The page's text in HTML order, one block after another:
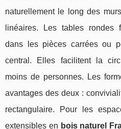
naturellement le long des
linéaires. Les tables rondes
dans les pièces carrées ou
central. Elles facilitent la
moins de personnes. Les
avantages des deux :
rectangulaire. Pour les
extensibles en bois naturel